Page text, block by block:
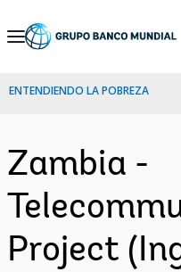
Skip
Navigation
ENTENDIENDO LA POBREZA
Zambia -
Project